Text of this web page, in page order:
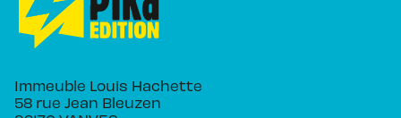
Immeuble Louis Hachette
58 rue Jean Bleuzen